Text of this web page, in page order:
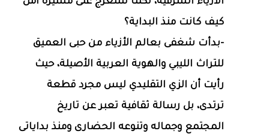
كيف كانت منذ البداية؟
-بدأت شغفى بعالم الأزياء من حبى العميق
للتراث الليبي والهوية العربية الأصيلة، حيث
رأيت أن الزي التقليدي ليس مجرد قطعة
ترتدى، بل رسالة ثقافية تعبر عن تاريخ
المجتمع وجماله وتنوعه الحضارى ومنذ بداياتى